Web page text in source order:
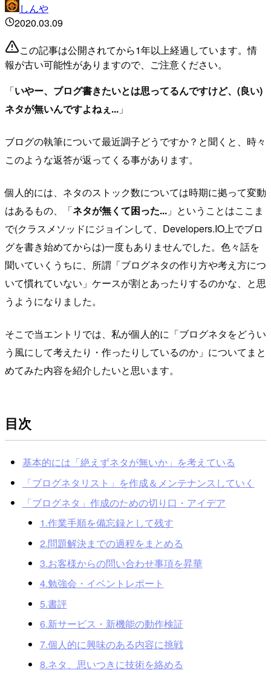
しんや
2020.03.09
この記事は公開されてから1年以上経過しています。情
報が古い可能性がありますので、ご注意ください。
「いやー、ブログ書きたいとは思ってるんですけど、(良い)
ネタが無いんですよねぇ... 」
ブログの執筆について最近調子どうですか？と聞くと、時々
このような返答が返ってくる事があります。
個人的には、ネタのストック数については時期に拠って変動
はあるもの、「ネタが無くて困った... 」ということはここま
で(クラスメソッドにジョインして、Developers.IO上でブロ
グを書き始めてからは)一度もありませんでした。色々話を
聞いていくうちに、所謂「ブログネタの作り方や考え方につ
いて慣れていない」ケースが割とあったりするのかな、と思
うようになりました。
そこで当エントリでは、私が個人的に「ブログネタをどうい
う風にして考えたり・作ったりしているのか」についてまと
めてみた内容を紹介したいと思います。
目次
基本的には「絶えずネタが無いか」を考えている
「ブログネタリスト」を作成＆メンテナンスしていく
「ブログネタ」作成のための切り口・アイデア
1.作業手順を備忘録として残す
2.問題解決までの過程をまとめる
3.お客様からの問い合わせ事項を昇華
4.勉強会・イベントレポート
5.書評
6.新サービス・新機能の動作検証
7.個人的に興味のある内容に挑戦
8.ネタ、思いつきに技術を絡める